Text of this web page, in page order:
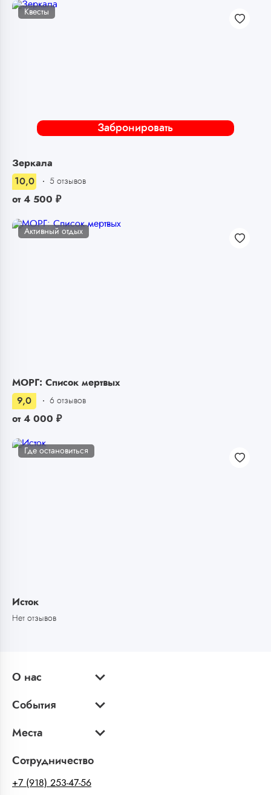
Забронировать
Квесты
Зеркала
10,0
5 отзывов
от 4 500 ₽
Активный отдых
МОРГ: Список мертвых
9,0
6 отзывов
от 4 000 ₽
Где остановиться
Исток
Нет отзывов
О нас
События
Места
Сотрудничество
+7 (918) 253-47-56